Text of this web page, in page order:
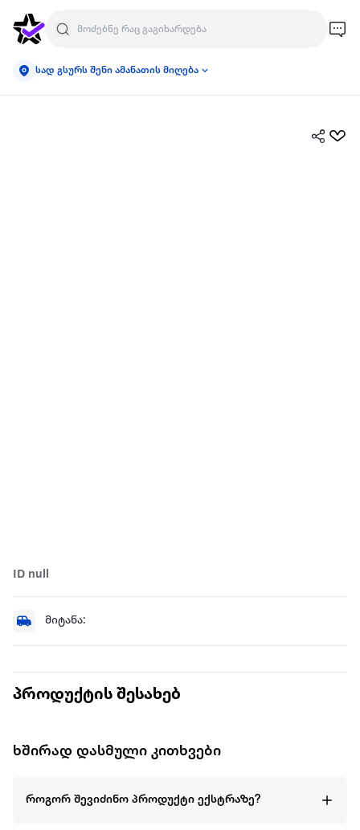
სად გსურს შენი ამანათის მიღება
ID null
მიტანა:
პროდუქტის შესახებ
ხშირად დასმული კითხვები
როგორ შევიძინო პროდუქტი ექსტრაზე?